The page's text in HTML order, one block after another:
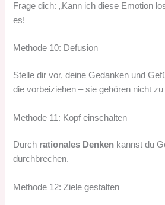
Frage dich: „Kann ich diese Emotion
es!
Methode 10: Defusion
Stelle dir vor, deine Gedanken und
die vorbeiziehen – sie gehören nicht zu
Methode 11: Kopf einschalten
Durch rationales Denken kannst du
durchbrechen.
Methode 12: Ziele gestalten